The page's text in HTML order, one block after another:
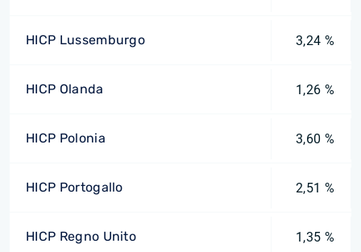
HICP Lussemburgo 3,24 %
HICP Olanda 1,26 %
HICP Polonia 3,60 %
HICP Portogallo 2,51 %
HICP Regno Unito 1,35 %